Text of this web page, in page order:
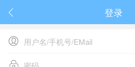
 登录
